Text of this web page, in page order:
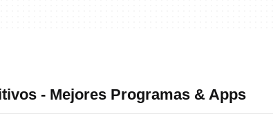
- Mejores Programas & Apps